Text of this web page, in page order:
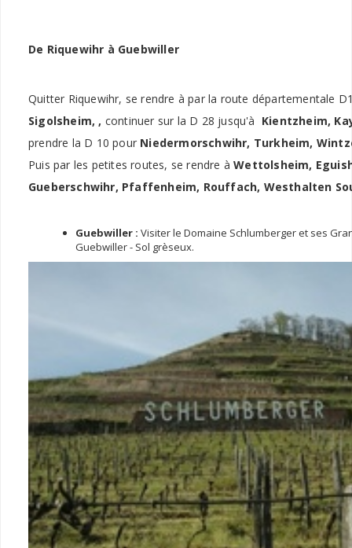
De Riquewihr à Guebwiller
Quitter Riquewihr, se rendre à par la route départementale
Sigolsheim, , continuer sur la D 28 jusqu'à Kientzheim,
prendre la D 10 pour Niedermorschwihr, Turkheim,
Puis par les petites routes, se rendre àWettolsheim,
Gueberschwihr, Pfaffenheim, Rouffach, Westhalten
Guebwiller : Visiter le Domaine Schlumberger et ses
Guebwiller - Sol grèseux.